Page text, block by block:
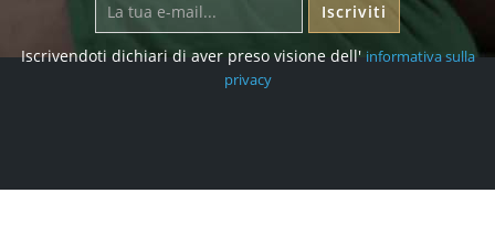
Iscriviti
Iscrivendoti dichiari di aver preso visione dell' informativa sulla
privacy